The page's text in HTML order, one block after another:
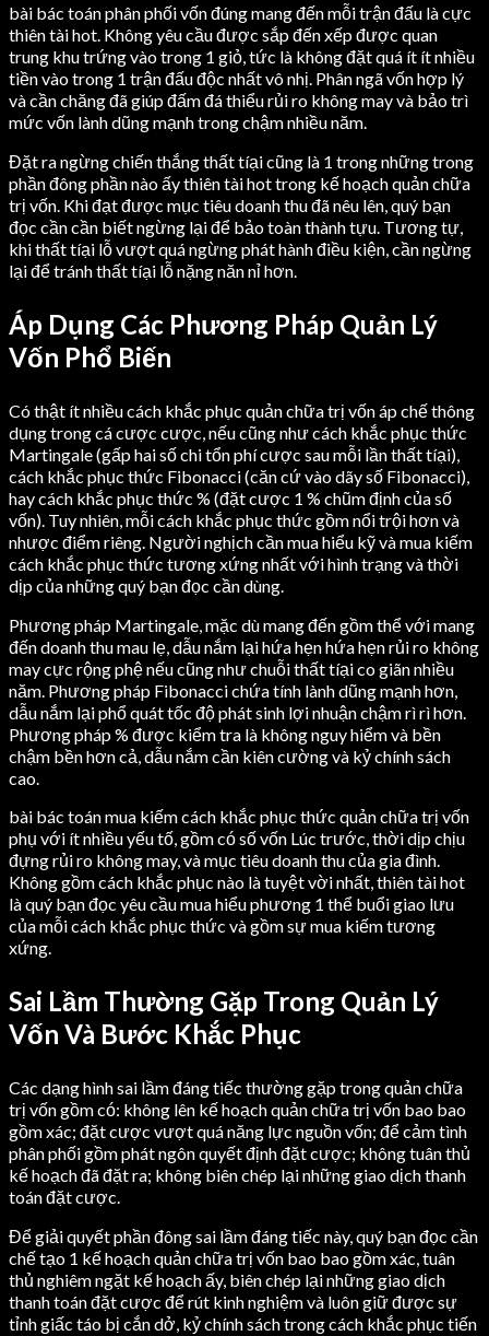
bài bác toán phân phối vốn đúng mang đến mỗi trận đấu là cực
thiên tài hot. Không yêu cầu được sắp đến xếp được quan
trung khu trứng vào trong 1 giỏ, tức là không đặt quá ít ít nhiều
tiền vào trong 1 trận đấu độc nhất vô nhị. Phân ngã vốn hợp lý
và cần chăng đã giúp đấm đá thiểu rủi ro không may và bảo trì
mức vốn lành dũng mạnh trong chậm nhiều năm.
Đặt ra ngừng chiến thắng thất tíại cũng là 1 trong những trong
phần đông phần nào ấy thiên tài hot trong kế hoạch quản chữa
trị vốn. Khi đạt được mục tiêu doanh thu đã nêu lên, quý bạn
đọc cần cần biết ngừng lại để bảo toàn thành tựu. Tương tự,
khi thất tíại lỗ vượt quá ngừng phát hành điều kiện, cần ngừng
lại để tránh thất tíại lỗ nặng năn nỉ hơn.
Áp Dụng Các Phương Pháp Quản Lý
Vốn Phổ Biến
Có thật ít nhiều cách khắc phục quản chữa trị vốn áp chế thông
dụng trong cá cược cược, nếu cũng như cách khắc phục thức
Martingale (gấp hai số chi tổn phí cược sau mỗi lần thất tíại),
cách khắc phục thức Fibonacci (căn cứ vào dãy số Fibonacci),
hay cách khắc phục thức % (đặt cược 1 % chũm định của số
vốn). Tuy nhiên, mỗi cách khắc phục thức gồm nổi trội hơn và
nhược điểm riêng. Người nghịch cần mua hiểu kỹ và mua kiếm
cách khắc phục thức tương xứng nhất với hình trạng và thời
dịp của những quý bạn đọc cần dùng.
Phương pháp Martingale, mặc dù mang đến gồm thể với mang
đến doanh thu mau lẹ, dẫu nắm lại hứa hẹn hứa hẹn rủi ro không
may cực rộng phệ nếu cũng như chuỗi thất tíại co giãn nhiều
năm. Phương pháp Fibonacci chứa tính lành dũng mạnh hơn,
dẫu nắm lại phổ quát tốc độ phát sinh lợi nhuận chậm rì rì hơn.
Phương pháp % được kiểm tra là không nguy hiểm và bền
chậm bền hơn cả, dẫu nắm cần kiên cường và kỷ chính sách
cao.
bài bác toán mua kiếm cách khắc phục thức quản chữa trị vốn
phụ với ít nhiều yếu tố, gồm có số vốn Lúc trước, thời dịp chịu
đựng rủi ro không may, và mục tiêu doanh thu của gia đình.
Không gồm cách khắc phục nào là tuyệt vời nhất, thiên tài hot
là quý bạn đọc yêu cầu mua hiểu phương 1 thể buổi giao lưu
của mỗi cách khắc phục thức và gồm sự mua kiếm tương
xứng.
Sai Lầm Thường Gặp Trong Quản Lý
Vốn Và Bước Khắc Phục
Các dạng hình sai lầm đáng tiếc thường gặp trong quản chữa
trị vốn gồm có: không lên kế hoạch quản chữa trị vốn bao bao
gồm xác; đặt cược vượt quá năng lực nguồn vốn; để cảm tình
phân phối gồm phát ngôn quyết định đặt cược; không tuân thủ
kế hoạch đã đặt ra; không biên chép lại những giao dịch thanh
toán đặt cược.
Để giải quyết phần đông sai lầm đáng tiếc này, quý bạn đọc cần
chế tạo 1 kế hoạch quản chữa trị vốn bao bao gồm xác, tuân
thủ nghiêm ngặt kế hoạch ấy, biên chép lại những giao dịch
thanh toán đặt cược để rút kinh nghiệm và luôn giữ được sự
tỉnh giấc táo bị cắn dở, kỷ chính sách trong cách khắc phục tiến